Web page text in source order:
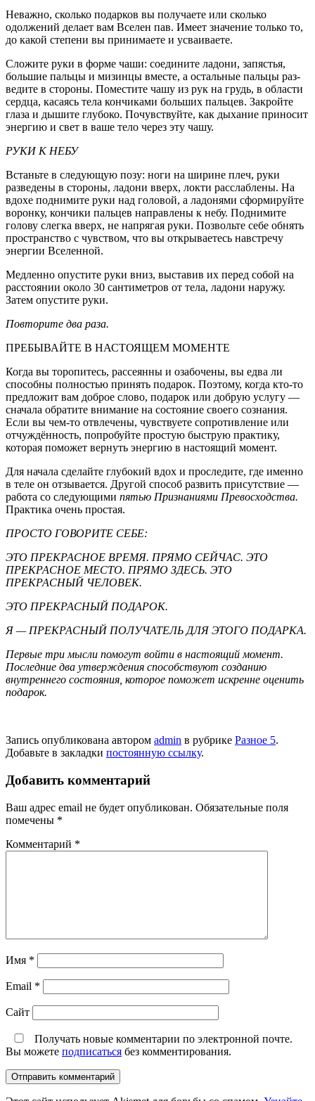
Неважно, сколько подарков вы получаете или сколько
одолжений делает вам Все­лен пав. Имеет значение только то,
до какой степени вы принима­ете и усваиваете.
Сложите руки в форме чаши: соедините ладони, запястья,
большие паль­цы и мизинцы вместе, а остальные пальцы раз­
ведите в стороны. Поместите чашу из рук на грудь, в области
серд­ца, касаясь тела кончи­ками больших пальцев. Закройте
глаза и дышите глубоко. Почувствуйте, как дыхание приносит
энергию и свет в ваше тело через эту чашу.
РУКИ К НЕБУ
Встаньте в следующую позу: ноги на ширине плеч, руки
разведены в стороны, ладони вверх, локти расслаблены. На
вдохе подними­те руки над головой, а ладонями сформируйте
воронку, кончи­ки пальцев направлены к небу. Поднимите
голову слегка вверх, не напрягая руки. Позвольте себе обнять
пространство с чувством, что вы открываетесь навстречу
энергии Вселенной.
Медленно опустите руки вниз, выставив их перед собой на
рас­стоянии около 30 сантиметров от тела, ладони наружу.
Затем опустите руки.
Повторите два раза.
ПРЕБЫВАЙТЕ В НАСТОЯЩЕМ МОМЕНТЕ
Когда вы торопитесь, рассеянны и озабочены, вы едва ли
способны полностью принять подарок. Поэтому, когда кто-то
предложит вам до­брое слово, подарок или добрую услугу —
сначала обратите внимание на состояние своего сознания.
Если вы чем-то отвлечены, чувствуете сопротивление или
отчуждённость, попробуйте простую быструю практику,
которая поможет вернуть энергию в настоящий момент.
Для начала сделайте глубокий вдох и проследите, где именно
в теле он отзывается. Другой способ развить присутствие —
работа со следующими пятью Признаниями Превосходства.
Практика очень простая.
ПРОСТО ГОВОРИТЕ СЕБЕ:
ЭТО ПРЕКРАСНОЕ ВРЕМЯ. ПРЯМО СЕЙЧАС. ЭТО
ПРЕКРАСНОЕ МЕСТО. ПРЯМО ЗДЕСЬ. ЭТО
ПРЕКРАСНЫЙ ЧЕЛОВЕК.
ЭТО ПРЕКРАСНЫЙ ПОДАРОК.
Я — ПРЕКРАСНЫЙ ПОЛУЧАТЕЛЬ ДЛЯ ЭТОГО ПОДАРКА.
Первые три мысли помогут войти в настоящий момент.
Последние два утверждения способству­ют созданию
внутреннего состояния, которое поможет искренне оценить
подарок.
Запись опубликована автором admin в рубрике Разное 5.
Добавьте в закладки постоянную ссылку.
Добавить комментарий
Ваш адрес email не будет опубликован. Обязательные поля
помечены *
Комментарий *
Имя *
Email *
Сайт
Получать новые комментарии по электронной почте.
Вы можете подписаться без комментирования.